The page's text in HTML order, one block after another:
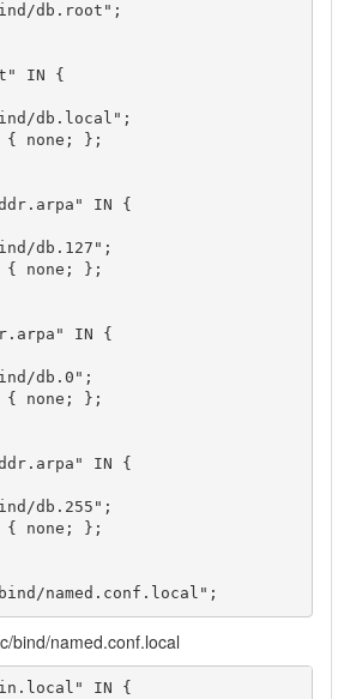
db.root";
IN {
db.local";
{ none; };
IN {
db.127";
{ none; };
IN {
db.0";
{ none; };
IN {
db.255";
{ none; };
named.conf.local";
bind/named.conf.local
IN {